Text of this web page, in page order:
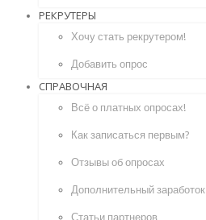
РЕКРУТЕРЫ
Хочу стать рекрутером!
Добавить опрос
СПРАВОЧНАЯ
Всё о платных опросах!
Как записаться первым?
Отзывы об опросах
Дополнительный заработок
Статьи партнеров